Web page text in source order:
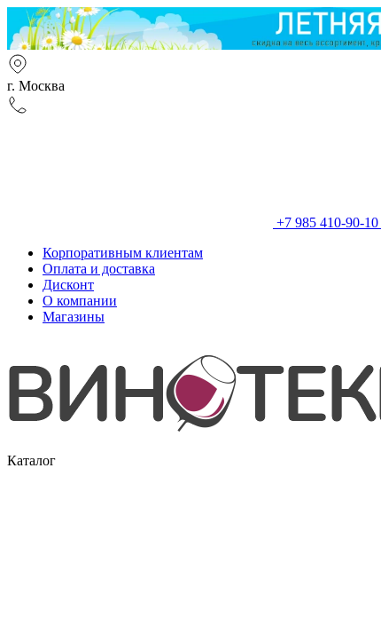
г. Москва
+7 985 410-90-10
Корпоративным клиентам
Оплата и доставка
Дисконт
О компании
Магазины
Каталог